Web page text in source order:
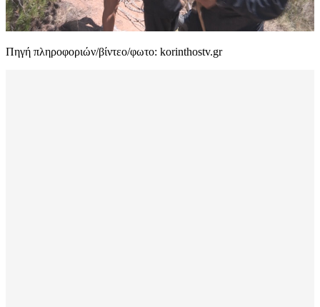
Πηγή πληροφοριών/βίντεο/φωτο: korinthostv.gr